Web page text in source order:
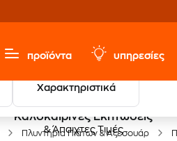
προϊόντα υπηρεσίες
Χαρακτηριστικά
Καλοκαιρινές Εκπτώσεις
& Άπαιχτες Τιμές
Πλυντήρια Πιάτων & Αξεσουάρ